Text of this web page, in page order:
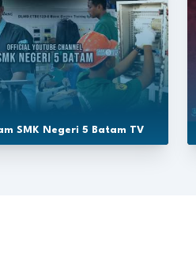
SMK Negeri 5 Batam TV